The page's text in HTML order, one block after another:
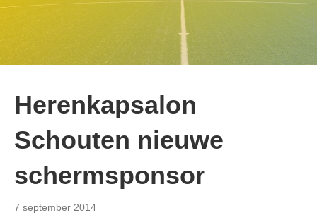
Herenkapsalon
Schouten nieuwe
schermsponsor
7 september 2014